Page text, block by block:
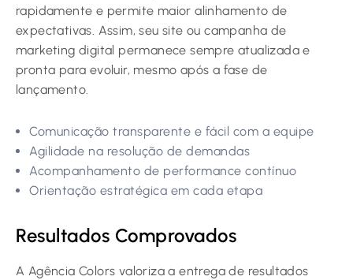
rapidamente e permite maior alinhamento de
expectativas. Assim, seu site ou campanha de
marketing digital permanece sempre atualizada e
pronta para evoluir, mesmo após a fase de
lançamento.
Comunicação transparente e fácil com a equipe
Agilidade na resolução de demandas
Acompanhamento de performance contínuo
Orientação estratégica em cada etapa
Resultados Comprovados
A Agência Colors valoriza a entrega de resultados